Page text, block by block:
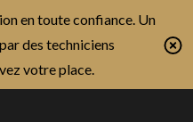
en toute confiance. Un
des techniciens
votre place.